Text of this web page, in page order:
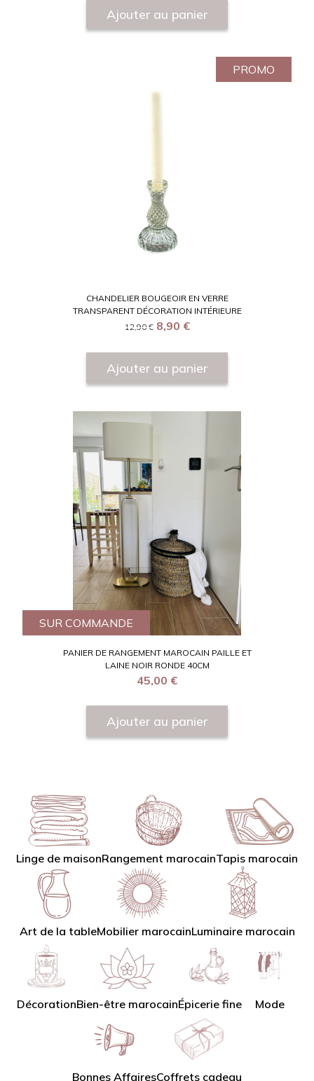
Ajouter au panier
PROMO
CHANDELIER BOUGEOIR EN VERRE
TRANSPARENT DÉCORATION INTÉRIEURE
12,90 € 8,90 €
Ajouter au panier
SUR COMMANDE
PANIER DE RANGEMENT MAROCAIN PAILLE ET
LAINE NOIR RONDE 40CM
45,00 €
Ajouter au panier
Linge de maisonRangement marocainTapis marocain
Art de la tableMobilier marocainLuminaire marocain
DécorationBien-être marocainÉpicerie fine Mode
Bonnes AffairesCoffrets cadeau